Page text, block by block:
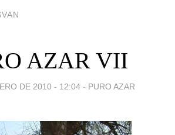
AZAR VII
DE 2010 - 12:04 - PURO AZAR